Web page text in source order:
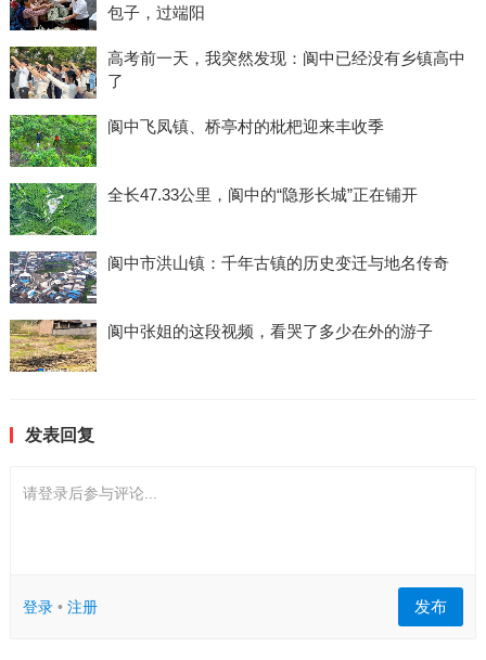
包子，过端阳
高考前一天，我突然发现：阆中已经没有乡镇高中
了
阆中飞凤镇、桥亭村的枇杷迎来丰收季
全长47.33公里，阆中的“隐形长城”正在铺开
阆中市洪山镇：千年古镇的历史变迁与地名传奇
阆中张姐的这段视频，看哭了多少在外的游子
发表回复
请登录后参与评论...
登录• 注册 发布